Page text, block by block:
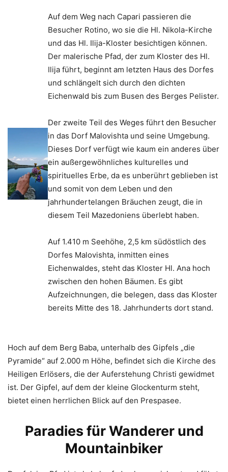
Auf dem Weg nach Capari passieren die
Besucher Rotino, wo sie die Hl. Nikola-Kirche
und das Hl. Ilija-Kloster besichtigen können.
Der malerische Pfad, der zum Kloster des Hl.
Ilija führt, beginnt am letzten Haus des Dorfes
und schlängelt sich durch den dichten
Eichenwald bis zum Busen des Berges Pelister.
Der zweite Teil des Weges führt den Besucher
in das Dorf Malovishta und seine Umgebung.
Dieses Dorf verfügt wie kaum ein anderes über
ein außergewöhnliches kulturelles und
spirituelles Erbe, da es unberührt geblieben ist
und somit von dem Leben und den
jahrhundertelangen Bräuchen zeugt, die in
diesem Teil Mazedoniens überlebt haben.
Auf 1.410 m Seehöhe, 2,5 km südöstlich des
Dorfes Malovishta, inmitten eines
Eichenwaldes, steht das Kloster Hl. Ana hoch
zwischen den hohen Bäumen. Es gibt
Aufzeichnungen, die belegen, dass das Kloster
bereits Mitte des 18. Jahrhunderts dort stand.
Hoch auf dem Berg Baba, unterhalb des Gipfels „die
Pyramide“ auf 2.000 m Höhe, befindet sich die Kirche des
Heiligen Erlösers, die der Auferstehung Christi gewidmet
ist. Der Gipfel, auf dem der kleine Glockenturm steht,
bietet einen herrlichen Blick auf den Prespasee.
Paradies für Wanderer und
Mountainbiker